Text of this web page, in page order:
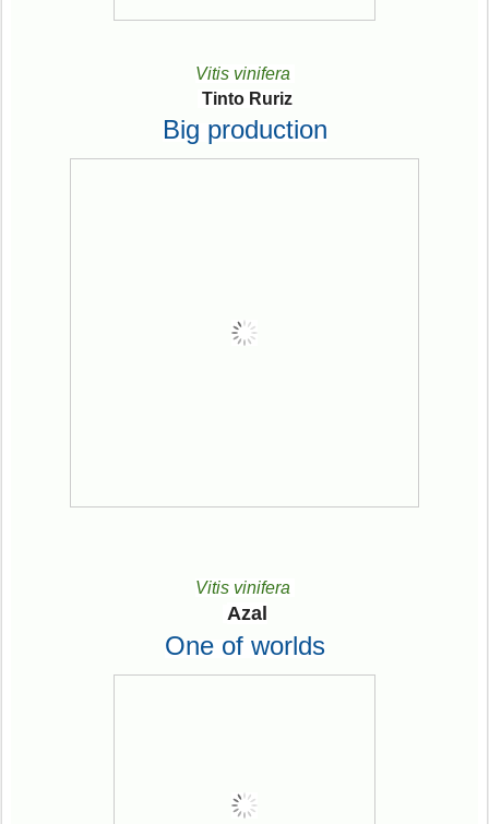
Vitis vinifera
Tinto Ruriz
Big production
Vitis vinifera
Azal
One of worlds